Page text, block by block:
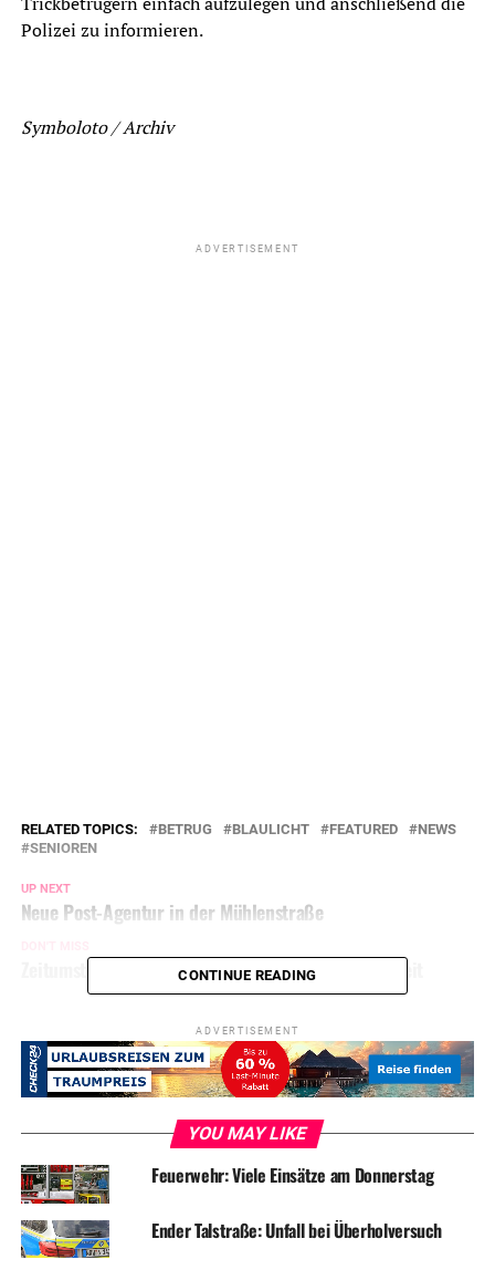
Polizei zu informieren.
Symboloto / Archiv
ADVERTISEMENT
RELATED TOPICS: BETRUG BLAULICHT FEATURED
NEWS
SENIOREN
UP NEXT
Neue Post-Agentur in der Mühlenstraße
Zeitumstellung: Heute Nacht beginnt die Sommerzeit
CONTINUE READING
ADVERTISEMENT
YOU MAY LIKE
Feuerwehr: Viele Einsätze am Donnerstag
Ender Talstraße: Unfall bei Überholversuch